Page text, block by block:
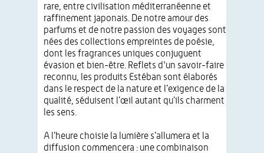
rare, entre civilisation méditerranéenne et
raffinement japonais. De notre amour des
parfums et de notre passion des voyages sont
nées des collections empreintes de poésie,
dont les fragrances uniques conjuguent
évasion et bien-être. Reflets d'un savoir-faire
reconnu, les produits Estéban sont élaborés
dans le respect de la nature et l’exigence de la
qualité, séduisent l’œil autant qu’ils charment
les sens.
A l’heure choisie la lumière s’allumera et la
diffusion commencera : une combinaison